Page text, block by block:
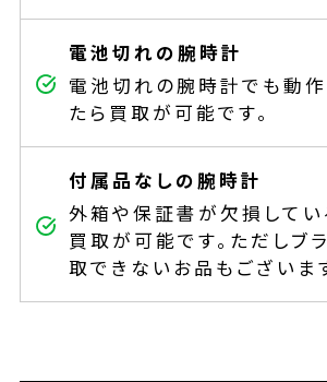
電池切れの腕時計
電池切れの腕時計でも動
たら買取が可能です。
付属品なしの腕時計
外箱や保証書が欠損して
買取が可能です。ただしブ
取できないお品もございま